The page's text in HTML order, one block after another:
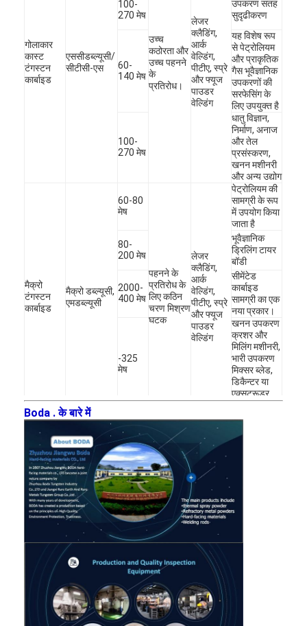
गुणवत्ता नियंत्रण
हमसे संपर्क करें
मैक्रो टंगस्टन कार्बाइड पाउडर
निकल क्रोमियम पाउडर
टंगस्टन धातु पाउडर
वेल्डिंग की छड़
लेजर क्लैडिंग पाउडर
सिरेमिक ऑक्साइड पाउडर
निकेल आधार मिश्र धातु पाउडर
गोलाकार
कास्ट
टंगस्टन
कार्बाइड
एससीडब्ल्यूसी/
सीटीसी-एस
उच्च
कठोरता और
उच्च पहनने
के
प्रतिरोध।
लेजर
क्लैडिंग,
आर्क
वेल्डिंग,
पीटीए, स्प्रे
और फ्यूज
पाउडर
वेल्डिंग
100-
270 मेष
उपकरण सतह
सुदृढीकरण
60-
140 मेष
यह विशेष रूप
से पेट्रोलियम
और प्राकृतिक
गैस भूवैज्ञानिक
उपकरणों की
सरफेसिंग के
लिए उपयुक्त है
100-
270 मेष
धातु विज्ञान,
निर्माण, अनाज
और तेल
प्रसंस्करण,
खनन मशीनरी
और अन्य उद्योग
मैक्रो
टंगस्टन
कार्बाइड
मैक्रो डब्ल्यूसी,
एमडब्ल्यूसी
60-80
मेष
पहनने के
प्रतिरोध के
लिए कठिन
चरण मिश्रण
घटक
लेजर
क्लैडिंग,
आर्क
वेल्डिंग,
पीटीए, स्प्रे
और फ्यूज
पाउडर
वेल्डिंग
पेट्रोलियम की
सामग्री के रूप
में उपयोग किया
जाता है
80-
200 मेष
भूवैज्ञानिक
ड्रिलिंग टायर
बॉडी
2000-
400 मेष
सीमेंटेड
कार्बाइड
सामग्री का एक
नया प्रकार।
-325
मेष
खनन उपकरण
क्रशर और
मिलिंग मशीनरी,
भारी उपकरण
मिक्सर ब्लेड,
डिकैन्टर या
एक्सट्रूडर
सीटीपी
325मेष
ताकत और
प्रतिरोध
कंपन और
तरल धातु
घुसपैठ
पेट्रोलियम
डायमंड बिट्स
100-
200 मेष
कक्ष छिड़काव
कोटिंग
140-
325 मेष
Boda . के बारे में